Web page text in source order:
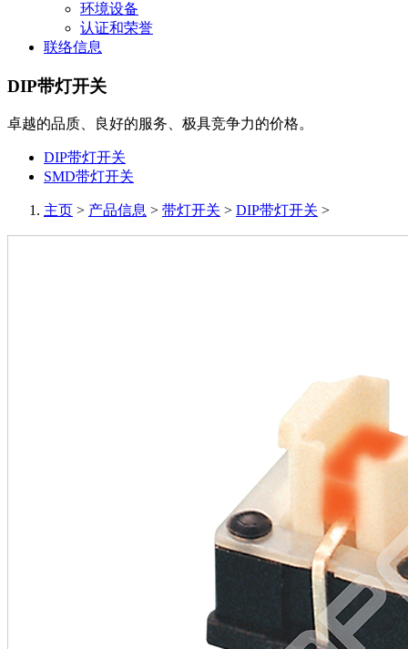
环境设备
认证和荣誉
联络信息
DIP带灯开关
卓越的品质、良好的服务、极具竞争力的价格。
DIP带灯开关
SMD带灯开关
主页 > 产品信息 > 带灯开关 > DIP带灯开关 >